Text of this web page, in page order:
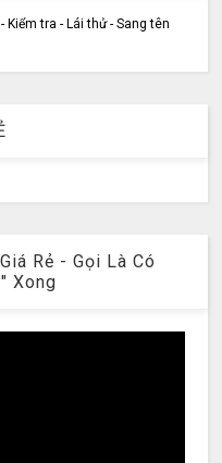
Kiểm tra - Lái thử - Sang tên
Rẻ - Gọi Là Có
Xong